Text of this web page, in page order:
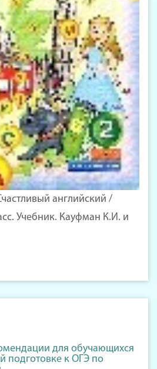
английский /
Учебник. Кауфман К.И. и
для обучающихся
подготовке к ОГЭ по